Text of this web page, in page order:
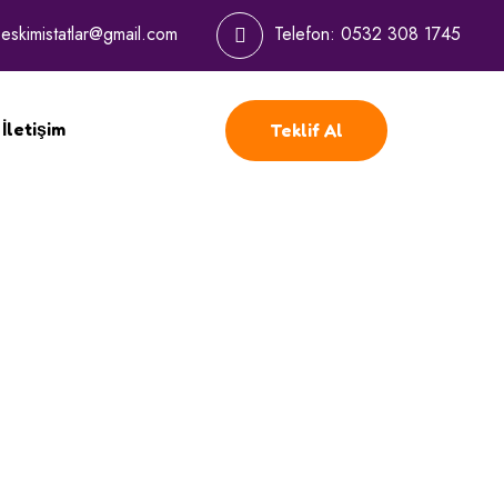
eskimistatlar@gmail.com Telefon: 0532 308 1745
İletişim Teklif Al